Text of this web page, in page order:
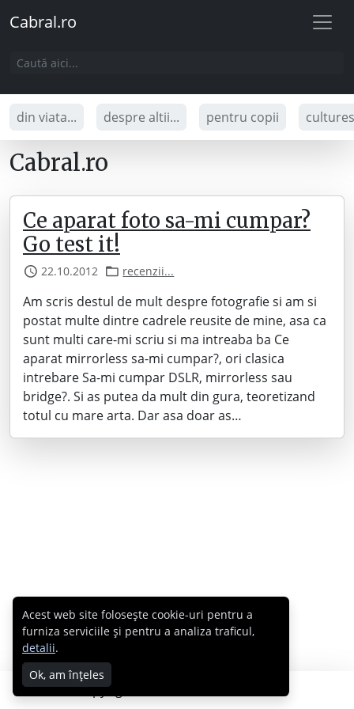
Cabral.ro
din viata... despre altii... pentru copii
Cabral.ro
Ce aparat foto sa-mi cumpar?
Go test it!
22.10.2012 recenzii...
Am scris destul de mult despre fotografie si am si
postat multe dintre cadrele reusite de mine, asa ca
sunt multi care-mi scriu si ma intreaba ba Ce
aparat mirrorless sa-mi cumpar?, ori clasica
intrebare Sa-mi cumpar DSLR, mirrorless sau
bridge?. Si as putea da mult din gura, teoretizand
totul cu mare arta. Dar asa doar as…
Copyright © 2007 - 2026 Cabral.ro
Acest web site folosește cookie-uri pentru a
furniza serviciile și pentru a analiza traficul,
detalii.
Ok, am înțeles